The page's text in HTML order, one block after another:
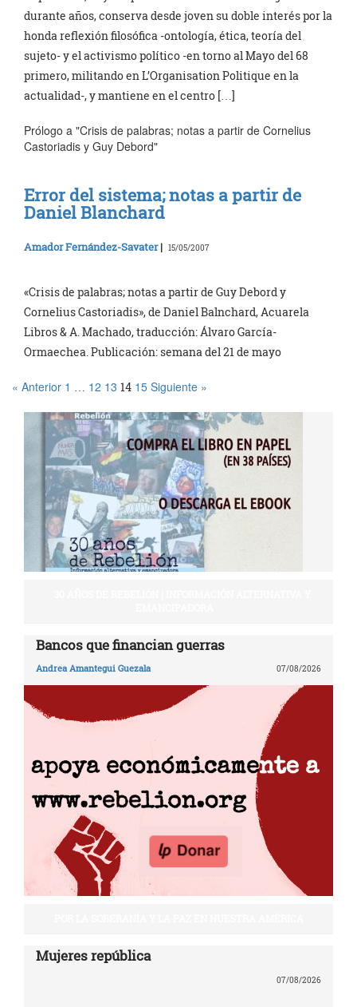
durante años, conserva desde joven su doble interés por la
honda reflexión filosófica -ontología, ética, teoría del
sujeto- y el activismo político -en torno al Mayo del 68
primero, militando en L’Organisation Politique en la
actualidad-, y mantiene en el centro […]
Prólogo a "Crisis de palabras; notas a partir de Cornelius
Castoriadis y Guy Debord"
Error del sistema; notas a partir de
Daniel Blanchard
Amador Fernández-Savater| 15/05/2007
«Crisis de palabras; notas a partir de Guy Debord y
Cornelius Castoriadis», de Daniel Balnchard, Acuarela
Libros & A. Machado, traducción: Álvaro García-
Ormaechea. Publicación: semana del 21 de mayo
« Anterior 1 … 12 13 14 15 Siguiente »
Bancos que financian guerras
Andrea Amantegui Guezala 07/08/2026
Mujeres república
07/08/2026